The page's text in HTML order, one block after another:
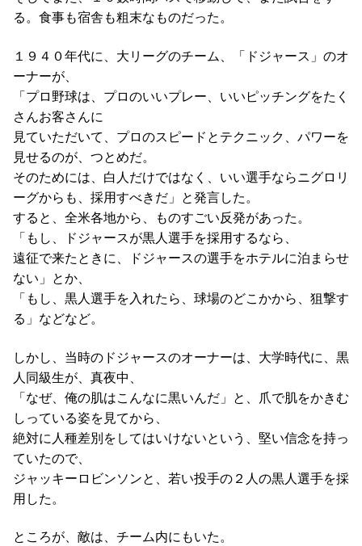
る。食事も宿舎も粗末なものだった。
１９４０年代に、大リーグのチーム、「ドジャース」のオ
ーナーが、
「プロ野球は、プロのいいプレー、いいピッチングをたく
さんお客さんに
見ていただいて、プロのスピードとテクニック、パワーを
見せるのが、つとめだ。
そのためには、白人だけではなく、いい選手ならニグロリ
ーグからも、採用すべきだ」と発言した。
すると、全米各地から、ものすごい反発があった。
「もし、ドジャースが黒人選手を採用するなら、
遠征で来たときに、ドジャースの選手をホテルに泊まらせ
ない」とか、
「もし、黒人選手を入れたら、球場のどこかから、狙撃す
る」などなど。
しかし、当時のドジャースのオーナーは、大学時代に、黒
人同級生が、真夜中、
「なぜ、俺の肌はこんなに黒いんだ」と、爪で肌をかきむ
しっている姿を見てから、
絶対に人種差別をしてはいけないという、堅い信念を持っ
ていたので、
ジャッキーロビンソンと、若い投手の２人の黒人選手を採
用した。
ところが、敵は、チーム内にもいた。